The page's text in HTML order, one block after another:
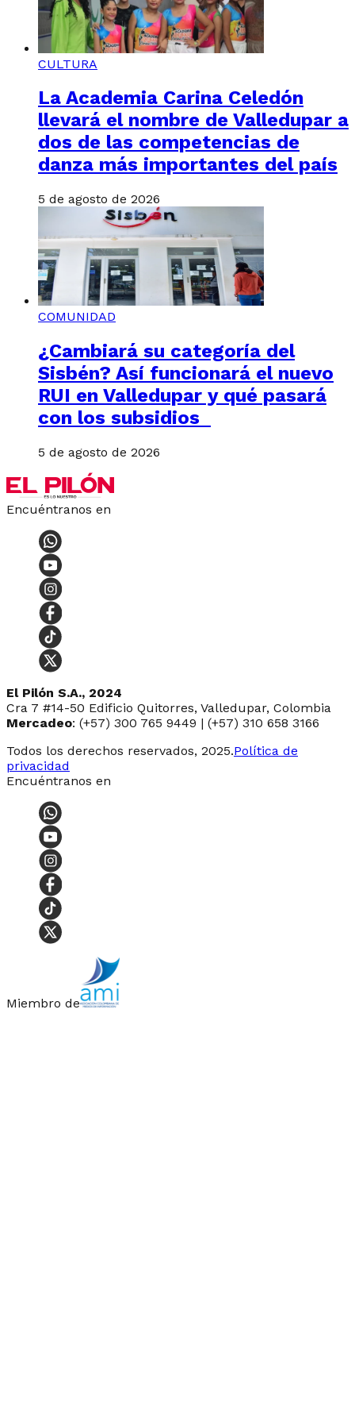
CULTURA
La Academia Carina Celedón
llevará el nombre de Valledupar a
dos de las competencias de
danza más importantes del país
5 de agosto de 2026
COMUNIDAD
¿Cambiará su categoría del
Sisbén? Así funcionará el nuevo
RUI en Valledupar y qué pasará
con los subsidios
5 de agosto de 2026
Encuéntranos en
El Pilón S.A., 2024
Cra 7 #14-50 Edificio Quitorres, Valledupar, Colombia
Mercadeo: (+57) 300 765 9449 | (+57) 310 658 3166
Todos los derechos reservados, 2025.Política de
privacidad
Encuéntranos en
Miembro de